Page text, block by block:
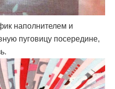
наполнителем и
пуговицу посередине,